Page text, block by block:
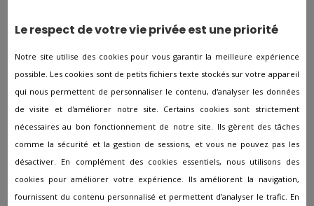
les sociétés de pompes funèbres de Lure disposent d’un
large catalogue de monuments funéraires. Il existe
différents modèles de monuments funéraires, certains
sont prévus pour l'enterrement et d’autres pour la
crémation. Les conseillers prêteront attention à ce que
(gravure, matériaux, motifs …) à votre guise.
Expertise et suivi
Le respect de votre vie privée est une priorité
Notre site utilise des cookies pour vous garantir la meilleure expérience
possible. Les cookies sont de petits fichiers texte stockés sur votre appareil
qui nous permettent de personnaliser le contenu, d'analyser les données
de visite et d'améliorer notre site. Certains cookies sont strictement
nécessaires au bon fonctionnement de notre site. Ils gèrent des tâches
comme la sécurité et la gestion de sessions, et vous ne pouvez pas les
désactiver. En complément des cookies essentiels, nous utilisons des
cookies pour améliorer votre expérience. Ils améliorent la navigation,
fournissent du contenu personnalisé et permettent d’analyser le trafic. En